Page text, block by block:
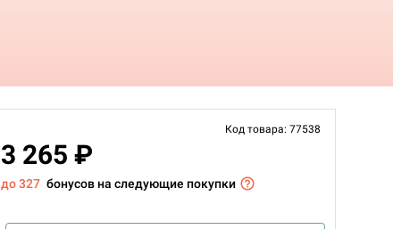
Код товара: 77538
3 265 ₽
до 327 бонусов на следующие покупки